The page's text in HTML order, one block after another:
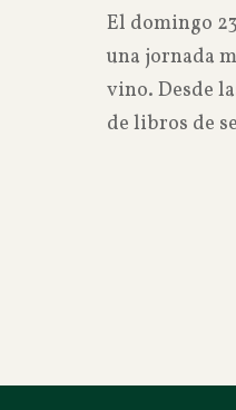
El domingo
una jornada
vino. Desde
de libros de